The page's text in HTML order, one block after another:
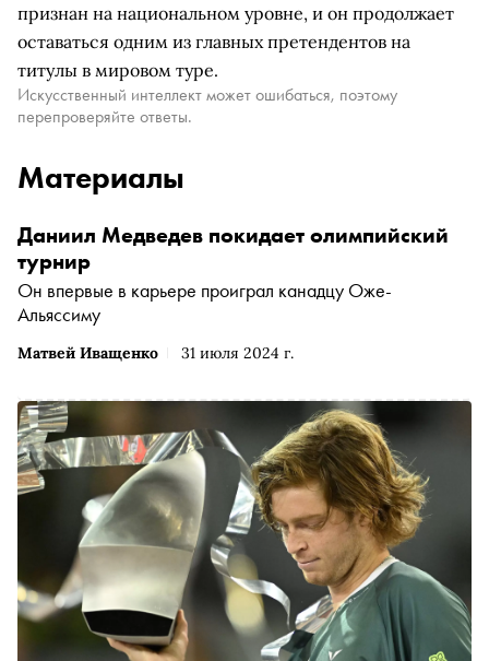
признан на национальном уровне, и он продолжает
оставаться одним из главных претендентов на
титулы в мировом туре.
Искусственный интеллект может ошибаться, поэтому
перепроверяйте ответы.
Материалы
Матвей Иващенко 31 июля 2024 г.
Даниил Медведев покидает олимпийский
турнир
Он впервые в карьере проиграл канадцу Оже-
Альяссиму